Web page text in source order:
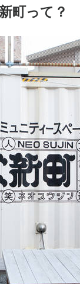
町って？